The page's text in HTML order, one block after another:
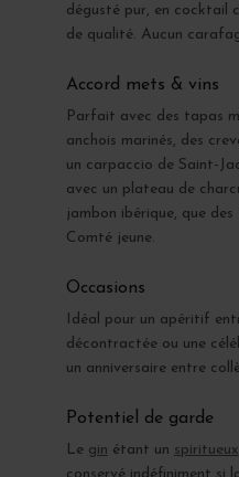
dégusté pur, en cocktail
de qualité. Aucun
Accord mets & vins
Parfait avec des tapas
anchois marinés, des
un carpaccio de Saint-
avec un plateau de
jambon ibérique, que
Comté jeune.
Occasions
Idéal pour un apéritif
décontractée ou une
un anniversaire entre
Potentiel de garde
Le gin étant un spiritueux